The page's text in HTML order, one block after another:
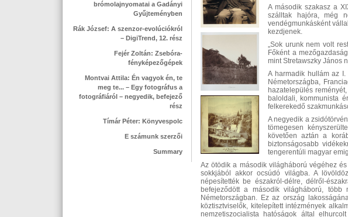
brómolajnyomatai a Gadányi
Gyűjteményben
Rák József: A szenzor-evolúciókról
– DigiTrend, 12. rész
Fejér Zoltán: Zsebóra-
fényképezőgépek
Montvai Attila: Én vagyok én, te
meg te... – Egy fotográfus a
fotográfiáról – negyedik, befejező
rész
Tímár Péter: Könyvespolc
E számunk szerzői
Summary
A második szakasz a
szálltak hajóra, még
vendégmunkásként
kezdjenek.
„Sok urunk nem volt
Főként a
mint Stretawszky János
A harmadik hullám az
Németországba,
hazatelepülés
baloldali, kommunista
felkerekedő
A negyedik a
tömegesen
követően aztán a
biztonságosabb
tengerentúli magyar
Az ötödik a második világháború végéhez
sokkjából akkor ocsúdó világba. A
népesítették be északról-délre, délről-
befejeződött a második világháború, több
Németországban. Ez az ország
köztisztviselők, kitelepített intézmények
nemzetiszocialista hatóságok által